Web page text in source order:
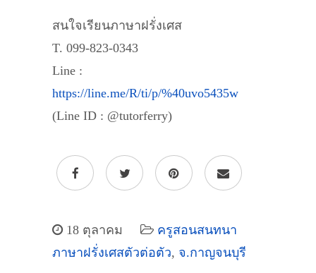
สนใจเรียนภาษาฝรั่งเศส
T. 099-823-0343
Line :
https://line.me/R/ti/p/%40uvo5435w
(Line ID : @tutorferry)
18 ตุลาคม
ครูสอนสนทนา
ภาษาฝรั่งเศสตัวต่อตัว, จ.กาญจนบุรี